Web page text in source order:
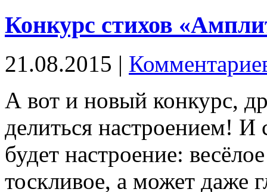
Конкурс стихов
21.08.2015 |
А вот и новый конкурс,
делиться настроением! И
будет настроение:
тоскливое, а может даже